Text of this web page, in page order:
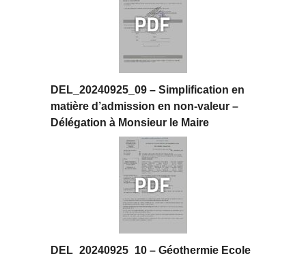
DEL_20240925_09 – Simplification en
matière d’admission en non-valeur –
Délégation à Monsieur le Maire
DEL_20240925_10 – Géothermie Ecole